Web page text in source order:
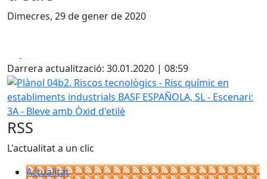
Dimecres, 29 de gener de 2020
Darrera actualització: 30.01.2020 | 08:59
Plànol 04b2. Riscos tecnològics - Risc químic en
RSS
L'actualitat a un clic
Actualitat